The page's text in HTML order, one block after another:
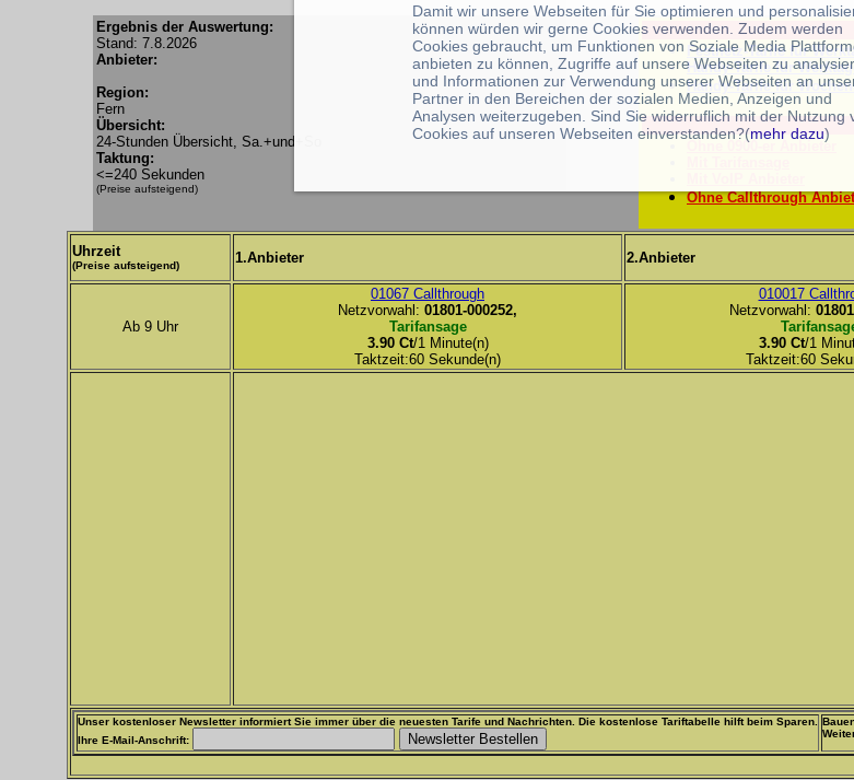
Ergebnis der Auswertung:
Stand: 7.8.2026
Anbieter:
Region:
Fern
Übersicht:
24-Stunden Übersicht, Sa.+und+So
Taktung:
<=240 Sekunden
(Preise aufsteigend)
Festnetz-Tarife für
Handy-Tarife für
Handy-Tarife für
Ohne 0900-er Anbieter
Ohne Callthrough
Uhrzeit
(Preise aufsteigend) 1.Anbieter 2.Anbieter
Ab 9 Uhr
01067 Callthrough
Netzvorwahl: 01801-000252,
Tarifansage
3.90 Ct/1 Minute(n)
Taktzeit:60 Sekunde(n)
010017
Netzvorwahl:
3.90 Ct/1
Taktzeit:60
Unser kostenloser Newsletter informiert Sie immer über die neuesten Tarife und Nachrichten. Die kostenlose Tariftabelle hilft beim Sparen.
Ihre E-Mail-Anschrift:
Damit wir unsere Webseiten für Sie optimieren und
können würden wir gerne Cookies verwenden. Zudem werden
Cookies gebraucht, um Funktionen von Soziale Media
anbieten zu können, Zugriffe auf unsere Webseiten zu
und Informationen zur Verwendung unserer Webseiten an
Partner in den Bereichen der sozialen Medien, Anzeigen und
Analysen weiterzugeben. Sind Sie widerruflich mit der Nutzung
Cookies auf unseren Webseiten einverstanden?(mehr dazu)